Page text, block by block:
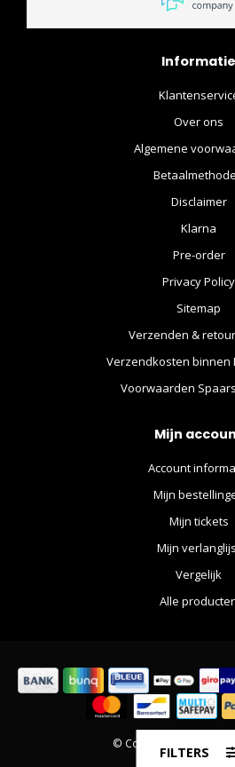
Informatie
Over ons
Algemene
Disclaimer
Klarna
Pre-order
Privacy Policy
Sitemap
Verzenden &
Verzendkosten binnen
Voorwaarden
Mijn
Account
Mijn
Mijn tickets
Mijn
Vergelijk
Alle
© Copyright 2026 The
FILTERS